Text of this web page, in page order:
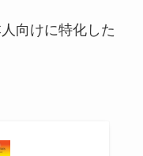
向けに特化した